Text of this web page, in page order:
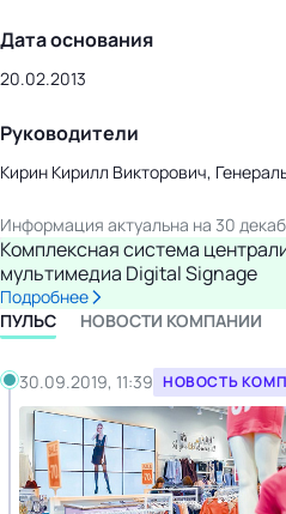
Дата основания
20.02.2013
Руководители
Кирин Кирилл Викторович,
Информация актуальна на 30
Комплексная система
мультимедиа Digital Signage
Подробнее
ПУЛЬС
НОВОСТИ КОМПАНИИ
30.09.2019, 11:39 НОВОСТЬ